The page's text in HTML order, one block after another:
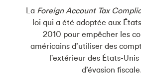
La Foreign Account Tax
loi qui a été adoptée aux
2010 pour empêcher les
américains d’utiliser des
l'extérieur des États-Unis
d’évasion